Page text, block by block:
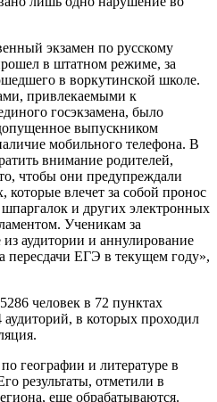
экзамен по русскому
в штатном режиме, за
в воркутинской школе.
привлекаемыми к
госэкзамена, было
выпускником
мобильного телефона. В
внимание родителей,
чтобы они предупреждали
которые влечет за собой пронос
и других электронных
Ученикам за
аудитории и аннулирование
пересдачи ЕГЭ в текущем году»,
человек в 72 пунктах
в которых проходил
географии и литературе в
результаты, отметили в
еще обрабатываются.